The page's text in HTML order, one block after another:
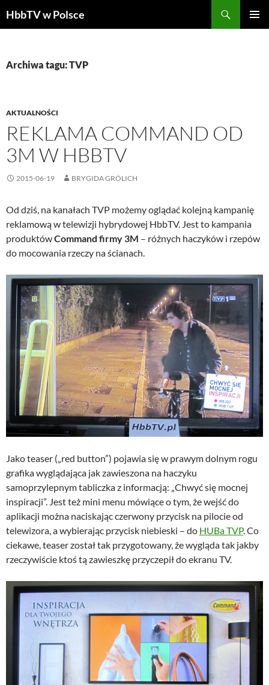
HbbTV w Polsce
Archiwa tagu: TVP
AKTUALNOŚCI
REKLAMA COMMAND OD
3M W HBBTV
2015-06-19 BRYGIDA GRÖLICH
Od dziś, na kanałach TVP możemy oglądać kolejną kampanię
reklamową w telewizji hybrydowej HbbTV. Jest to kampania
produktówCommand firmy 3M – różnych haczyków i rzepów
do mocowania rzeczy na ścianach.
Jako teaser („red button”) pojawia się w prawym dolnym rogu
grafika wyglądająca jak zawieszona na haczyku
samoprzylepnym tabliczka z informacją: „Chwyć się mocnej
inspiracji”. Jest też mini menu mówiące o tym, że wejść do
aplikacji można naciskając czerwony przycisk na pilocie od
telewizora, a wybierając przycisk niebieski – do HUBa TVP. Co
ciekawe, teaser został tak przygotowany, że wygląda tak jakby
rzeczywiście ktoś tą zawieszkę przyczepił do ekranu TV.